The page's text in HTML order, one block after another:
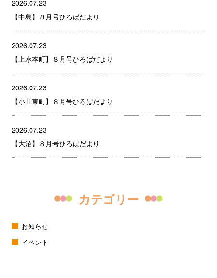
2026.07.23
【中島】８月号ひろばだより
2026.07.23
【上水本町】８月号ひろばだより
2026.07.23
【小川東町】８月号ひろばだより
2026.07.23
【大沼】８月号ひろばだより
カテゴリー
お知らせ
イベント